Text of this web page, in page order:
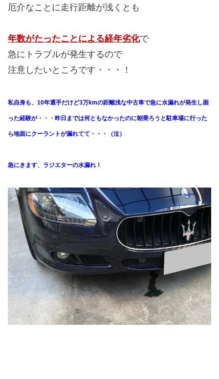
厄介なことに走行距離が浅くとも
年数がたったことによる経年劣化で
急にトラブルが発生するので
注意したいところです・・・！
私自身も、10年選手だけど3万kmの距離浅な中古車で急に水漏れが発生し困
った経験が・・・昨日までは何ともなかったのに朝乗ろうと駐車場に行った
ら地面にクーラントが漏れてて・・・（泣）
急にきます、ラジエターの水漏れ！